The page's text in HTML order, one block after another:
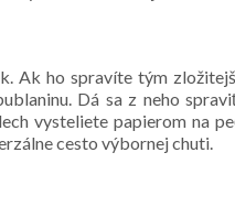
Ak ho spravíte tým
Dá sa z neho
vysteliete papierom na
cesto výbornej chuti.